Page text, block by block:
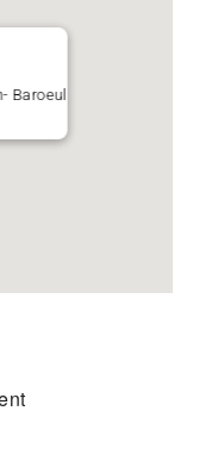
Baroeul